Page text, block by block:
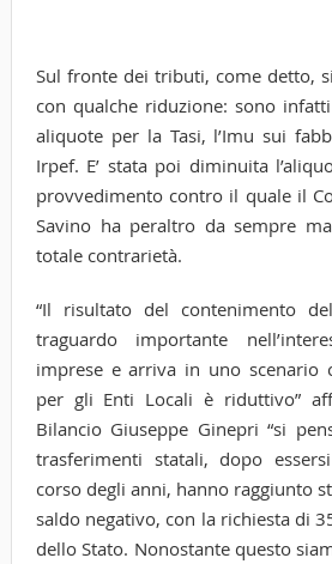
Sul fronte dei tributi, come detto,
con qualche riduzione: sono
aliquote per la Tasi, l’Imu sui
Irpef. E’ stata poi diminuita
provvedimento contro il quale il
Savino ha peraltro da sempre
totale contrarietà.
“Il risultato del contenimento
traguardo importante
imprese e arriva in uno scenario
per gli Enti Locali è riduttivo”
Bilancio Giuseppe Ginepri “si
trasferimenti statali, dopo
corso degli anni, hanno raggiunto
saldo negativo, con la richiesta di
dello Stato. Nonostante questo